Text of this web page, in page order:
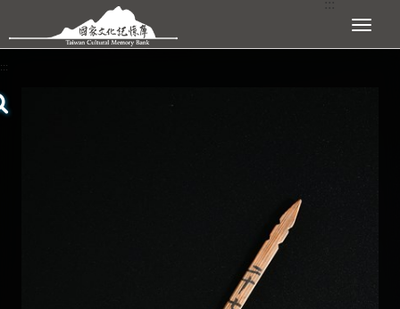
跳到主要內容區塊 展開選單
:::